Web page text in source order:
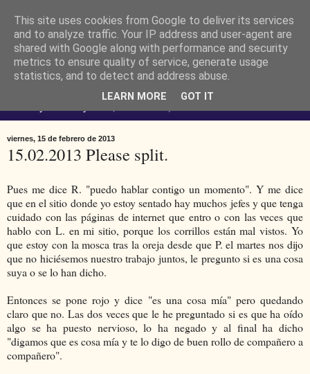
Ferendus K. Resimler -
personal
viernes, 15 de febrero de 2013
15.02.2013 Please split.
Pues me dice R. "puedo hablar contigo un momento". Y me dice
que en el sitio donde yo estoy sentado hay muchos jefes y que tenga
cuidado con las páginas de internet que entro o con las veces que
hablo con L. en mi sitio, porque los corrillos están mal vistos. Yo
que estoy con la mosca tras la oreja desde que P. el martes nos dijo
que no hiciésemos nuestro trabajo juntos, le pregunto si es una cosa
suya o se lo han dicho.
Entonces se pone rojo y dice "es una cosa mía" pero quedando
claro que no. Las dos veces que le he preguntado si es que ha oído
algo se ha puesto nervioso, lo ha negado y al final ha dicho
"digamos que es cosa mía y te lo digo de buen rollo de compañero a
compañero".
This site uses cookies from Google to deliver its services
and to analyze traffic. Your IP address and user-agent are
shared with Google along with performance and security
metrics to ensure quality of service, generate usage
statistics, and to detect and address abuse.
LEARN MORE GOT IT